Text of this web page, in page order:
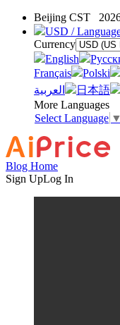
Beijing CST
USD /
Currency
English
Français
Polski
العربية
日本語
More Languages
Select Language ▼
Blog Home
Sign UpLog In